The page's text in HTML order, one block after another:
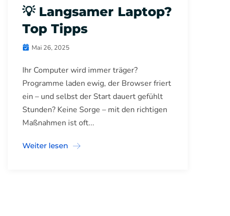
💡 Langsamer Laptop?
Top Tipps
Mai 26, 2025
Ihr Computer wird immer träger?
Programme laden ewig, der Browser friert
ein – und selbst der Start dauert gefühlt
Stunden? Keine Sorge – mit den richtigen
Maßnahmen ist oft...
Weiter lesen